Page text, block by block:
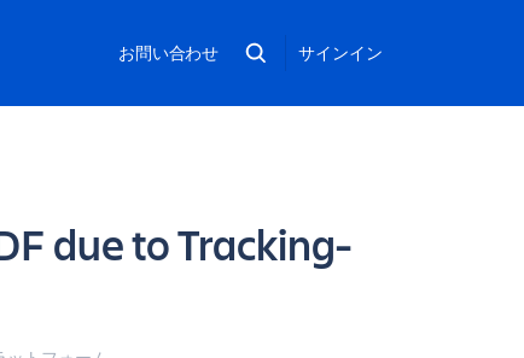
お問い合わせ サインイン
due to Tracking-